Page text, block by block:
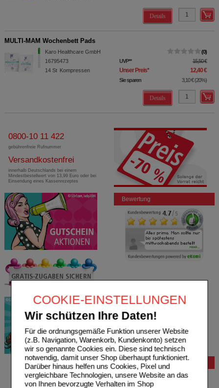
COOKIE-EINSTELLUNGEN
Wir schützen Ihre Daten!
Für die ordnungsgemäße Funktion unserer Website
(z.B. Navigation, Warenkorb, Kundenkonto) setzen
wir so genannte Cookies ein. Diese sind technisch
notwendig, damit unser Shop überhaupt funktioniert.
Darüber hinaus helfen uns Cookies, Pixel und
vergleichbare Technologien, unsere Website an das
von Ihnen bevorzugte Verhalten im Shop
Details
MULTI-MAM Wochenbett Pads
Karo Healthcare GmbH
16795473
14 St Kompressen
0
UVP** 15,50 €
Unser Preis* 12,40 €
Sie sparen 3,10 € (20%)
Details
0800-10 11 422
gebührenfreie Rufnummer
Versandkostenfrei
innerhalb Deutschlands bei einem
Mindestbestellwert von 13,99 Euro oder bei
Einsendung eines Kassenrezeptes
Bewertung
Bestellung
Hilfe zur Anmeldung
Hilfe zum Bestellvorgang